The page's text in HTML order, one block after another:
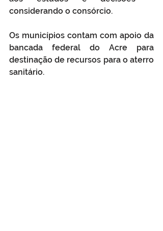
considerando o consórcio.
Os municípios contam com apoio da
bancada federal do Acre para
destinação de recursos para o aterro
sanitário.